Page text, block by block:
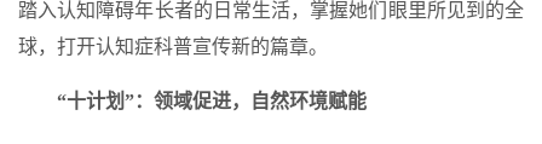
踏入认知障碍年长者的日常生活，掌握她们眼里所见到的全
球，打开认知症科普宣传新的篇章。
“十计划”：领域促进，自然环境赋能